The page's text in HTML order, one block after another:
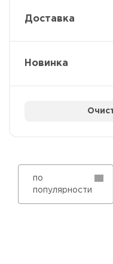
Доставка
Новинка
по
популярности